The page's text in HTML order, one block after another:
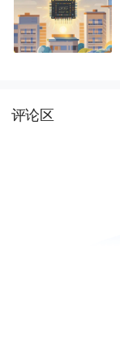
评论区